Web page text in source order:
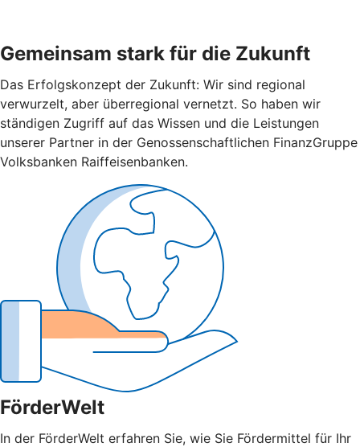
Gemeinsam stark für die Zukunft
Das Erfolgskonzept der Zukunft: Wir sind regional
verwurzelt, aber überregional vernetzt. So haben wir
ständigen Zugriff auf das Wissen und die Leistungen
unserer Partner in der Genossenschaftlichen FinanzGruppe
Volksbanken Raiffeisenbanken.
FörderWelt
In der FörderWelt erfahren Sie, wie Sie Fördermittel für Ihr